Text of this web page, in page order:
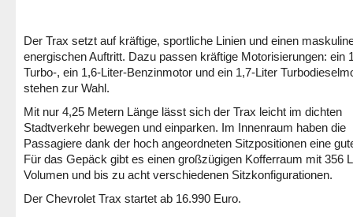
Der Trax setzt auf kräftige, sportliche Linien und einen
energischen Auftritt. Dazu passen kräftige Motorisierungen: ein
Turbo-, ein 1,6-Liter-Benzinmotor und ein 1,7-Liter
stehen zur Wahl.
Mit nur 4,25 Metern Länge lässt sich der Trax leicht im dichten
Stadtverkehr bewegen und einparken. Im Innenraum haben die
Passagiere dank der hoch angeordneten Sitzpositionen eine
Für das Gepäck gibt es einen großzügigen Kofferraum mit 356
Volumen und bis zu acht verschiedenen Sitzkonfigurationen.
Der Chevrolet Trax startet ab 16.990 Euro.